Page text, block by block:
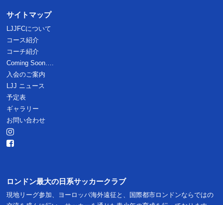
サイトマップ
LJJFCについて
コース紹介
コーチ紹介
Coming Soon….
入会のご案内
LJJ ニュース
予定表
ギャラリー
お問い合わせ
ロンドン最大の日系サッカークラブ
現地リーグ参加、ヨーロッパ海外遠征と、国際都市ロンドンならではの